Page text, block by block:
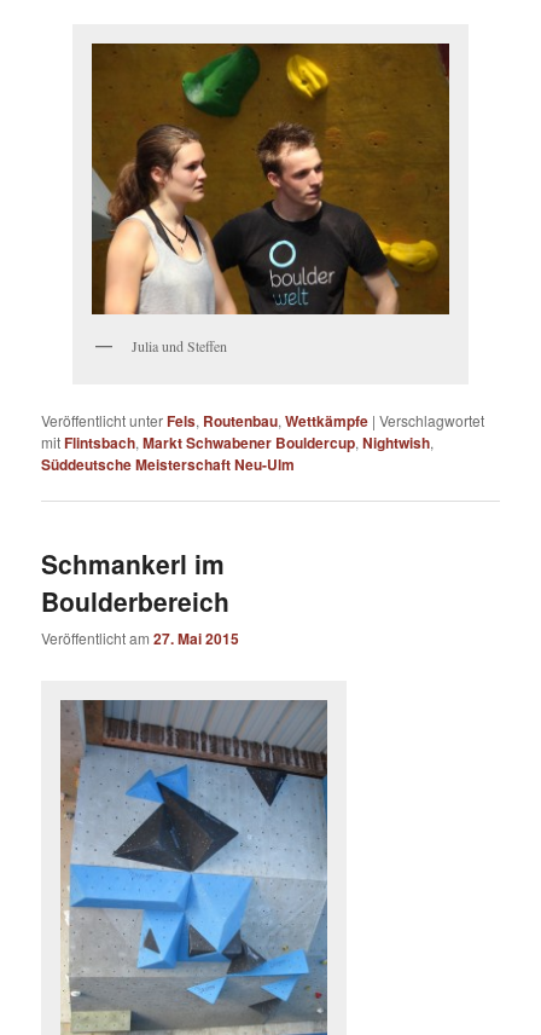
Julia und Steffen
Veröffentlicht unterFels, Routenbau,Wettkämpfe |Verschlagwortet
mitFlintsbach,Markt Schwabener Bouldercup,Nightwish,
Süddeutsche Meisterschaft Neu-Ulm
Schmankerl im
Boulderbereich
Veröffentlicht am27. Mai 2015